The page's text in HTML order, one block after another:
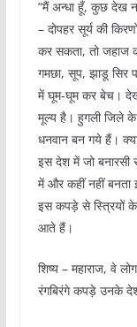
“मैं अन्धा हूँ, कुछ देख
– दोपहर सूर्य की
कर सकता, तो जहाज
गमछा, सूप, झाडू सिर
में घूम-घूम कर बेच।
मूल्य है। हुगली जिले के
धनवान बन गये हैं।
इस देश में जो बनारसी
में और कहीं नहीं
इस कपड़े से स्त्रियों
आते हैं।
शिष्य – महाराज, वे
रंगबिरंगे कपड़े उनके